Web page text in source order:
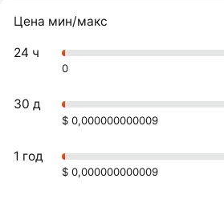
Цена мин/макс
24 ч
0
30 д
$ 0,000000000009
1 год
$ 0,000000000009